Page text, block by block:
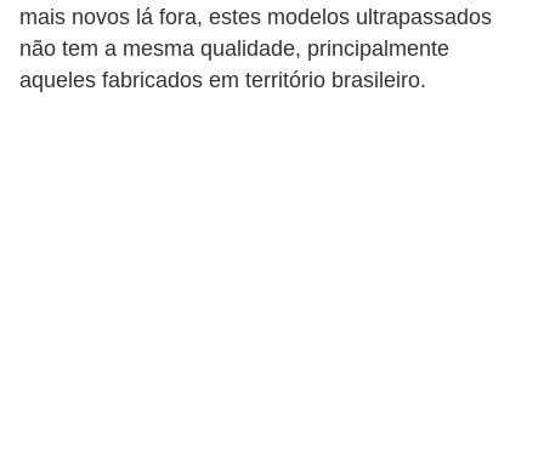
mais novos lá fora, estes modelos ultrapassados
não tem a mesma qualidade, principalmente
aqueles fabricados em território brasileiro.
r
t
e